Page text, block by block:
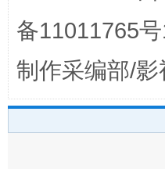
东山县通报“牛蛙产品抗
备11011765
制作采编部/